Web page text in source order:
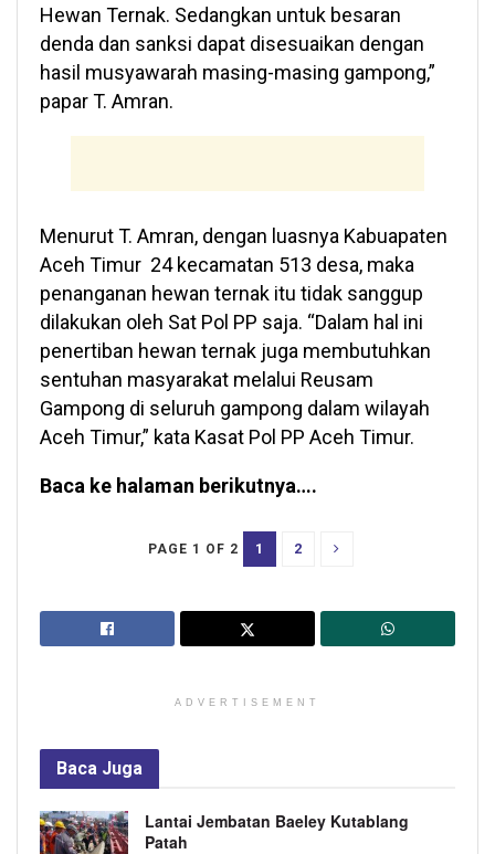
Hewan Ternak. Sedangkan untuk besaran
denda dan sanksi dapat disesuaikan dengan
hasil musyawarah masing-masing gampong,”
papar T. Amran.
Menurut T. Amran, dengan luasnya Kabuapaten
Aceh Timur 24 kecamatan 513 desa, maka
penanganan hewan ternak itu tidak sanggup
dilakukan oleh Sat Pol PP saja. “Dalam hal ini
penertiban hewan ternak juga membutuhkan
sentuhan masyarakat melalui Reusam
Gampong di seluruh gampong dalam wilayah
Aceh Timur,” kata Kasat Pol PP Aceh Timur.
Baca ke halaman berikutnya….
PAGE 1 OF 2 1 2
ADVERTISEMENT
Baca Juga
Lantai Jembatan Baeley Kutablang
Patah